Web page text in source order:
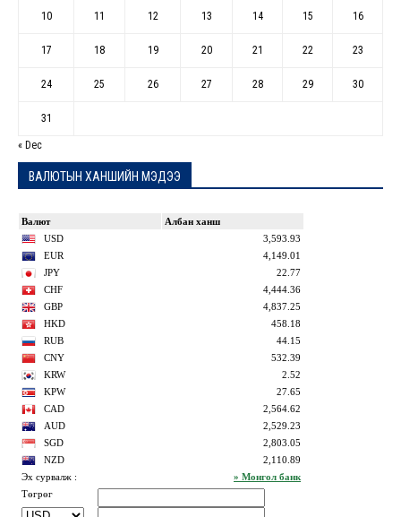
10 11 12 13 14 15 16
17 18 19 20 21 22 23
24 25 26 27 28 29 30
31
« Dec
ВАЛЮТЫН ХАНШИЙН МЭДЭЭ